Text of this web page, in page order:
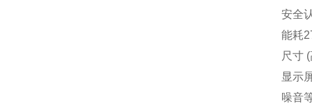
安全
能耗
尺寸
显示
噪音